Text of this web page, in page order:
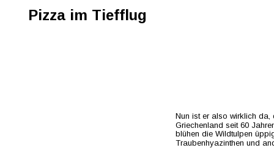
Pizza im Tiefflug
Nun ist er also wirklich da,
Griechenland seit 60
blühen die Wildtulpen
Traubenhyazinthen und